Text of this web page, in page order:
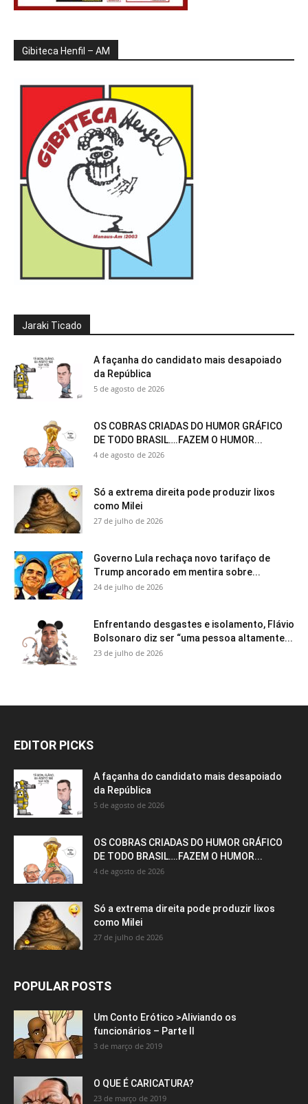
Gibiteca Henfil – AM
Jaraki Ticado
A façanha do candidato mais desapoiado
da República
5 de agosto de 2026
OS COBRAS CRIADAS DO HUMOR GRÁFICO
DE TODO BRASIL….FAZEM O HUMOR...
4 de agosto de 2026
Só a extrema direita pode produzir lixos
como Milei
27 de julho de 2026
Governo Lula rechaça novo tarifaço de
Trump ancorado em mentira sobre...
24 de julho de 2026
Enfrentando desgastes e isolamento, Flávio
Bolsonaro diz ser “uma pessoa altamente...
23 de julho de 2026
EDITOR PICKS
A façanha do candidato mais desapoiado
da República
5 de agosto de 2026
OS COBRAS CRIADAS DO HUMOR GRÁFICO
DE TODO BRASIL….FAZEM O HUMOR...
4 de agosto de 2026
Só a extrema direita pode produzir lixos
como Milei
27 de julho de 2026
POPULAR POSTS
Um Conto Erótico >Aliviando os
funcionários – Parte II
3 de março de 2019
O QUE É CARICATURA?
23 de março de 2019